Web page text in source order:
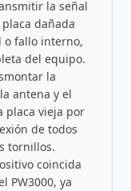
la señal
dañada
o fallo interno,
del equipo.
la
antena y el
placa vieja por
de todos
tornillos.
coincida
PW3000, ya